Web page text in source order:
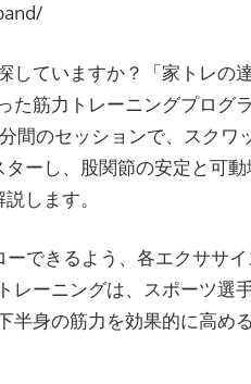
していますか？「家トレの
た筋力トレーニングプログ
間のセッションで、スクワ
ーし、股関節の安定と可動
します。
できるよう、各エクササイ
レーニングは、スポーツ選
半身の筋力を効果的に高め